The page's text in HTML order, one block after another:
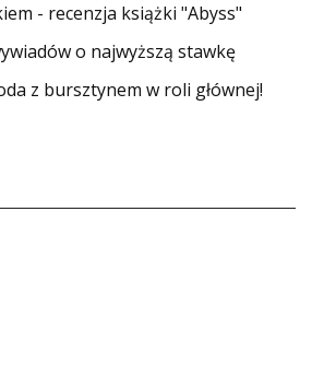
- recenzja książki "Abyss"
o najwyższą stawkę
z bursztynem w roli głównej!